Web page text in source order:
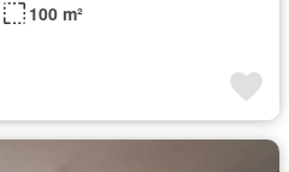
100 m²